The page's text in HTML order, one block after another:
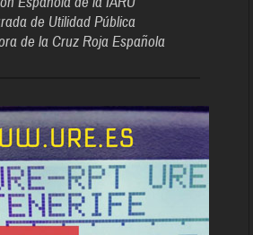
de Utilidad Pública
de la Cruz Roja Española